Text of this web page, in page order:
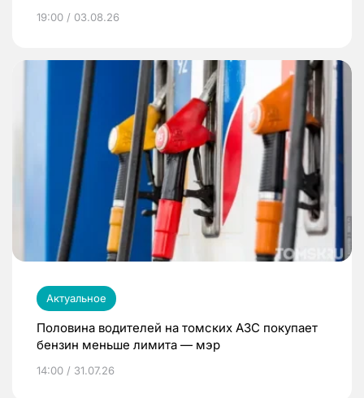
19:00 / 03.08.26
Актуальное
Половина водителей на томских АЗС покупает
бензин меньше лимита — мэр
14:00 / 31.07.26